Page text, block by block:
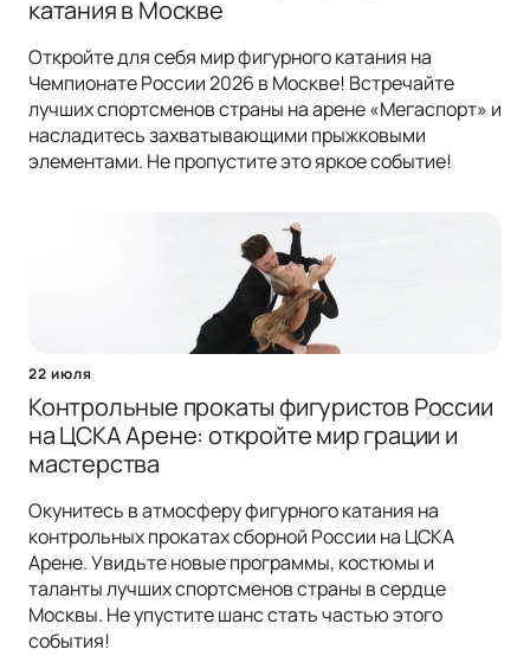
катания в Москве
Откройте для себя мир фигурного катания на
Чемпионате России 2026 в Москве! Встречайте
лучших спортсменов страны на арене «Мегаспорт» и
насладитесь захватывающими прыжковыми
элементами. Не пропустите это яркое событие!
22 июля
Контрольные прокаты фигуристов России
на ЦСКА Арене: откройте мир грации и
мастерства
Окунитесь в атмосферу фигурного катания на
контрольных прокатах сборной России на ЦСКА
Арене. Увидьте новые программы, костюмы и
таланты лучших спортсменов страны в сердце
Москвы. Не упустите шанс стать частью этого
события!